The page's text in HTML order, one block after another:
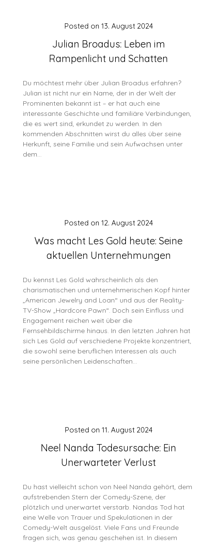
Julian Broadus: Leben im
Rampenlicht und Schatten
Posted on 13. August 2024
Du möchtest mehr über Julian Broadus erfahren?
Julian ist nicht nur ein Name, der in der Welt der
Prominenten bekannt ist – er hat auch eine
interessante Geschichte und familiäre Verbindungen,
die es wert sind, erkundet zu werden. In den
kommenden Abschnitten wirst du alles über seine
Herkunft, seine Familie und sein Aufwachsen unter
dem…
Was macht Les Gold heute: Seine
aktuellen Unternehmungen
Posted on 12. August 2024
Du kennst Les Gold wahrscheinlich als den
charismatischen und unternehmerischen Kopf hinter
„American Jewelry and Loan“ und aus der Reality-
TV-Show „Hardcore Pawn“. Doch sein Einfluss und
Engagement reichen weit über die
Fernsehbildschirme hinaus. In den letzten Jahren hat
sich Les Gold auf verschiedene Projekte konzentriert,
die sowohl seine beruflichen Interessen als auch
seine persönlichen Leidenschaften…
Neel Nanda Todesursache: Ein
Unerwarteter Verlust
Posted on 11. August 2024
Du hast vielleicht schon von Neel Nanda gehört, dem
aufstrebenden Stern der Comedy-Szene, der
plötzlich und unerwartet verstarb. Nandas Tod hat
eine Welle von Trauer und Spekulationen in der
Comedy-Welt ausgelöst. Viele Fans und Freunde
fragen sich, was genau geschehen ist. In diesem